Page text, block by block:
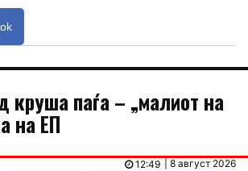
круша паѓа – „малиот на
на ЕП
| 8 август 2026
12:49